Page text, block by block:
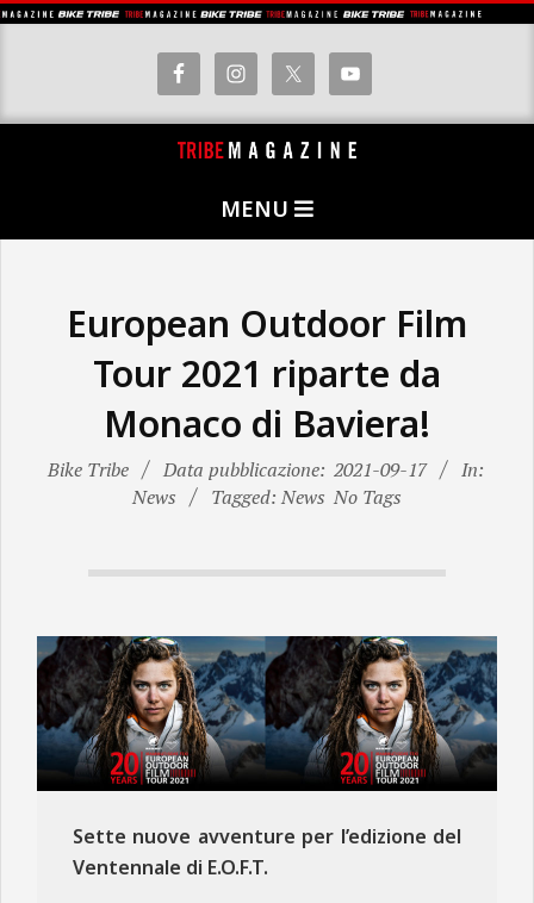
Skip
I
MENU
European Outdoor Film
Tour 2021 riparte da
Monaco di Baviera!
Bike Tribe Data pubblicazione: 2021-09-17
In:
News
Tagged: News No Tags
Sette nuove avventure per l’edizione del
Ventennale di E.O.F.T.